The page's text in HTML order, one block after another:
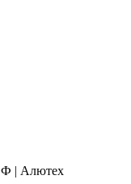
| Алютех